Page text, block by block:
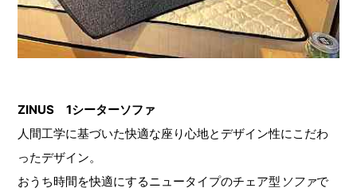
ZINUS 1シーターソファ
人間工学に基づいた快適な座り心地とデザイン性にこだわ
ったデザイン。
おうち時間を快適にするニュータイプのチェア型 ソファで